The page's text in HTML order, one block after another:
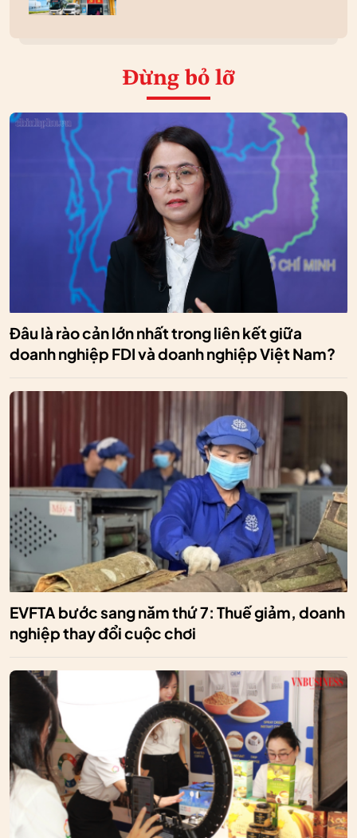
Đừng bỏ lỡ
Đâu là rào cản lớn nhất trong liên kết giữa
doanh nghiệp FDI và doanh nghiệp Việt Nam?
EVFTA bước sang năm thứ 7: Thuế giảm, doanh
nghiệp thay đổi cuộc chơi